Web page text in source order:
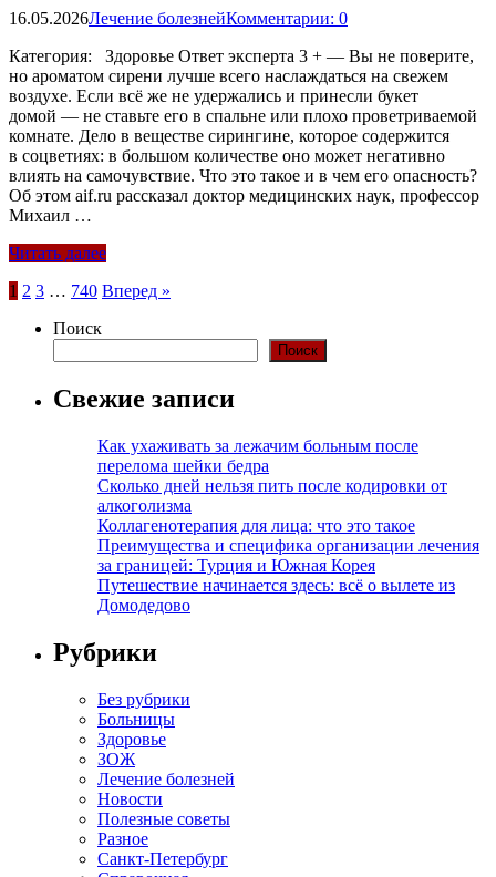
16.05.2026Лечение болезнейКомментарии: 0
Категория: Здоровье Ответ эксперта 3 + — Вы не поверите,
но ароматом сирени лучше всего наслаждаться на свежем
воздухе. Если всё же не удержались и принесли букет
домой — не ставьте его в спальне или плохо проветриваемой
комнате. Дело в веществе сирингине, которое содержится
в соцветиях: в большом количестве оно может негативно
влиять на самочувствие. Что это такое и в чем его опасность?
Об этом aif.ru рассказал доктор медицинских наук, профессор
Михаил …
Читать далее
Пагинация
записей
1 2 3 … 740 Вперед »
Поиск
Поиск
Свежие записи
Как ухаживать за лежачим больным после
перелома шейки бедра
Сколько дней нельзя пить после кодировки от
алкоголизма
Коллагенотерапия для лица: что это такое
Преимущества и специфика организации лечения
за границей: Турция и Южная Корея
Путешествие начинается здесь: всё о вылете из
Домодедово
Рубрики
Без рубрики
Больницы
Здоровье
ЗОЖ
Лечение болезней
Новости
Полезные советы
Разное
Санкт-Петербург